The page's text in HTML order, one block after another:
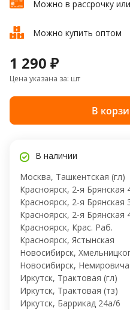
Можно в рассрочку
Можно купить оптом
1 290 ₽
Цена указана за: шт
В
В наличии
Москва, Ташкентская (гл)
Красноярск, 2-я Брянская
Красноярск, 2-я Брянская
Красноярск, 2-я Брянская
Красноярск, Крас. Раб.
Красноярск, Ястынская
Новосибирск,
Новосибирск, ​Немировича
Иркутск, Трактовая (гл)
Иркутск, Трактовая (тз)
Иркутск, ​Баррикад 24а/6